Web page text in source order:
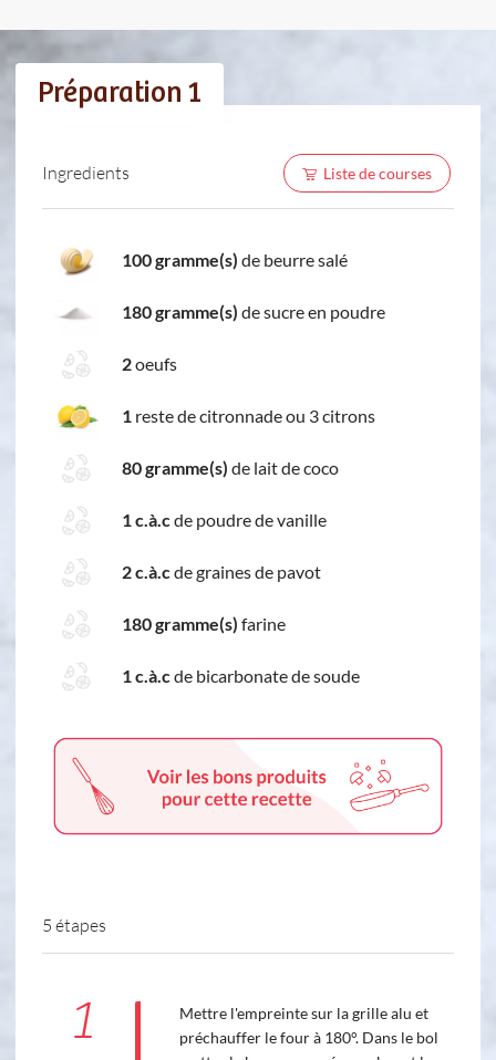
Préparation 1
Ingredients Liste de courses
100 gramme(s) de beurre salé
180 gramme(s) de sucre en poudre
2oeufs
1 reste de citronnade ou 3 citrons
80 gramme(s) de lait de coco
1 c.à.cde poudre de vanille
2 c.à.cde graines de pavot
180 gramme(s) farine
1 c.à.cde bicarbonate de soude
5 étapes
1
Mettre l'empreinte sur la grille alu et
préchauffer le four à 180°. Dans le bol